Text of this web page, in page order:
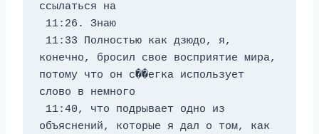
ссылаться на
11:26. Знаю
конечно, бросил свое восприятие мира,
потому что он с��егка использует
слово в немного
объяснений, которые я дал о том, как